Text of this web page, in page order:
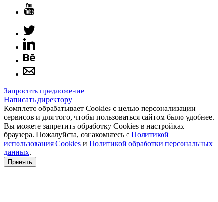
Запросить предложение
Написать директору
Комплето обрабатывает Cookies с целью персонализации
сервисов и для того, чтобы пользоваться сайтом было удобнее.
Вы можете запретить обработку Cookies в настройках
браузера. Пожалуйста, ознакомьтесь с Политикой
использования Cookies и Политикой обработки персональных
данных.
Принять